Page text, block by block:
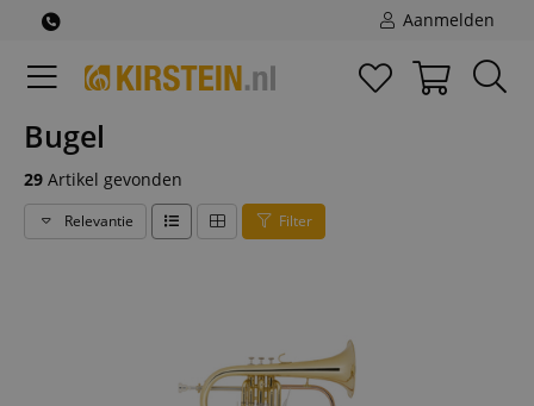
Aanmelden
Bugel
29 Artikel gevonden
Relevantie Filter